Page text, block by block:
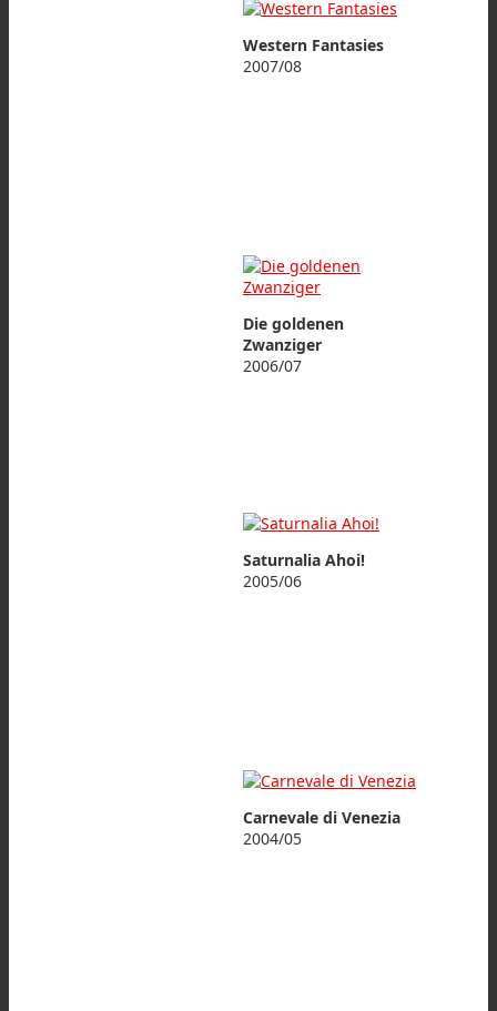
Western Fantasies
2007/08
Die goldenen
Zwanziger
2006/07
Saturnalia Ahoi!
2005/06
Carnevale di Venezia
2004/05